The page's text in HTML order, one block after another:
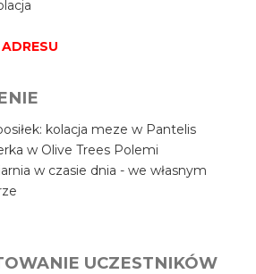
kolacja meze w Pantelis
w Olive Trees Polemi
w czasie dnia - we własnym
UCZESTNIKÓW